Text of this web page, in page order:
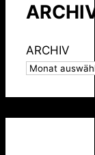
ARCHIV
ARCHIV